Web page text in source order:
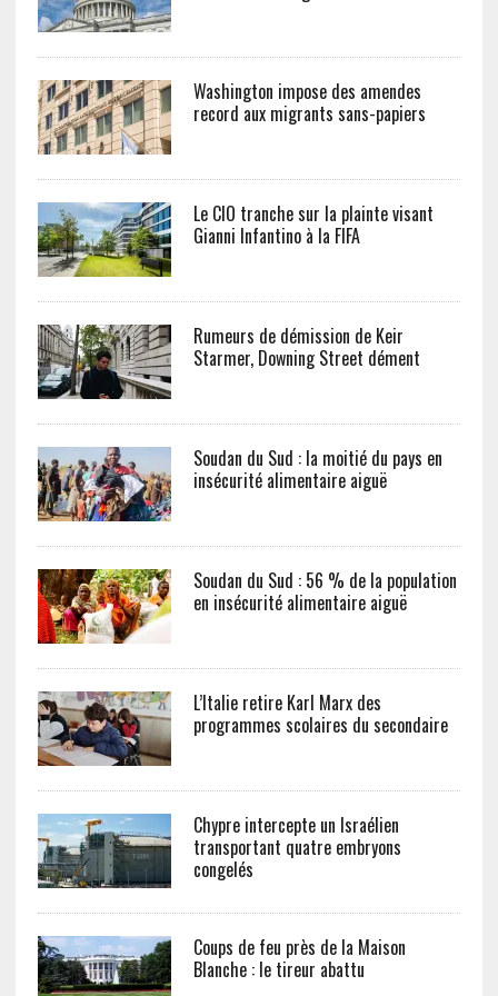
Washington impose des amendes
record aux migrants sans-papiers
Le CIO tranche sur la plainte visant
Gianni Infantino à la FIFA
Rumeurs de démission de Keir
Starmer, Downing Street dément
Soudan du Sud : la moitié du pays en
insécurité alimentaire aiguë
Soudan du Sud : 56 % de la population
en insécurité alimentaire aiguë
L’Italie retire Karl Marx des
programmes scolaires du secondaire
Chypre intercepte un Israélien
transportant quatre embryons
congelés
Coups de feu près de la Maison
Blanche : le tireur abattu